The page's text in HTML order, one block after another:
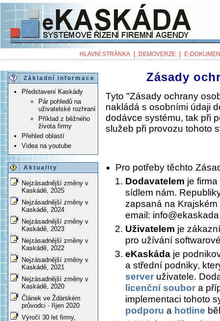
HLAVNÍ STRÁNKA DEMOVERZE E-
Základní informace
Představení Kaskády
Pár pohledů na
uživatelské rozhraní
Příklad z běžného
života firmy
Přehled oblastí
Videa na youtube
Aktuality
Nejzásadnější změny v
Kaskádě, 2025
Nejzásadnější změny v
Kaskádě, 2024
Nejzásadnější změny v
Kaskádě, 2023
Nejzásadnější změny v
Kaskádě, 2022
Nejzásadnější změny v
Kaskádě, 2021
Nejzásadnější změny v
Kaskádě, 2020
Článek ve Ždárském
průvodci - říjen 2020
Výročí 30 let firmy,
Zásady
Tyto "Zásady ochrany
nakládá s osobními údaji
dodávce systému, tak při
služeb při provozu tohoto
Pro potřeby těchto
Dodavatelem je
sídlem nám.
zapsaná na
email:
Uživatelem je
pro užívání
eKaskáda je
a střední podniky,
server uživatele.
licenční soubor a
implementaci tohoto
podporu a hotline